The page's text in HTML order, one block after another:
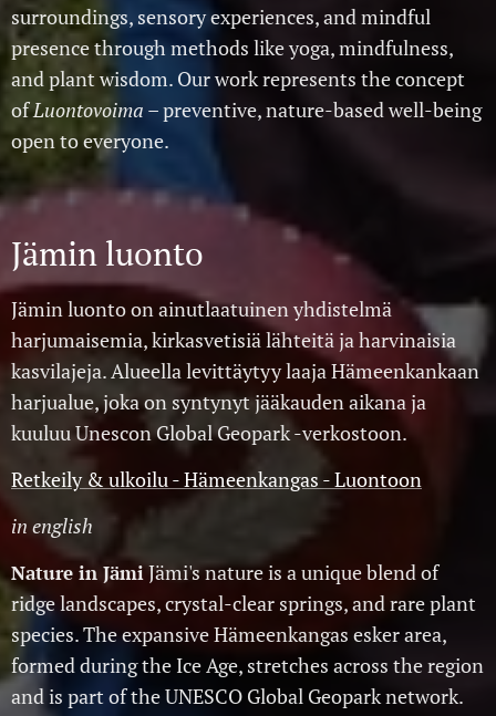
surroundings, sensory experiences, and mindful
presence through methods like yoga, mindfulness,
and plant wisdom. Our work represents the concept
ofLuontovoima – preventive, nature-based well-being
open to everyone.
Jämin luonto
Jämin luonto on ainutlaatuinen yhdistelmä
harjumaisemia, kirkasvetisiä lähteitä ja harvinaisia
kasvilajeja. Alueella levittäytyy laaja Hämeenkankaan
harjualue, joka on syntynyt jääkauden aikana ja
kuuluu Unescon Global Geopark -verkostoon.
Retkeily & ulkoilu - Hämeenkangas - Luontoon
in english
Nature in JämiJämi's nature is a unique blend of
ridge landscapes, crystal-clear springs, and rare plant
species. The expansive Hämeenkangas esker area,
formed during the Ice Age, stretches across the region
and is part of the UNESCO Global Geopark network.